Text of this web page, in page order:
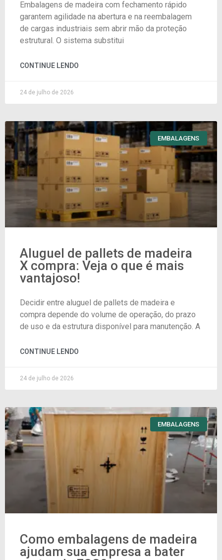
Embalagens de madeira com fechamento rápido
garantem agilidade na abertura e na reembalagem
de cargas industriais sem abrir mão da proteção
estrutural. O sistema substitui
CONTINUE LENDO
24 de julho de 2026
EMBALAGENS
Aluguel de pallets de madeira
X compra: Veja o que é mais
vantajoso!
Decidir entre aluguel de pallets de madeira e
compra depende do volume de operação, do prazo
de uso e da estrutura disponível para manutenção. A
CONTINUE LENDO
24 de julho de 2026
EMBALAGENS
Como embalagens de madeira
ajudam sua empresa a bater